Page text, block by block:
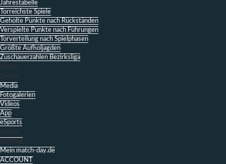
Jahrestabelle
Torreichste Spiele
Geholte Punkte nach Rückständen
Verspielte Punkte nach Führungen
Torverteilung nach Spielphasen
Größte Aufholjagden
Zuschauerzahlen Bezirksliga
Zurück
Zurück
Media
Fotogalerien
Videos
App
eSports
Zurück
Spieltag
Mein match-day.de
ACCOUNT